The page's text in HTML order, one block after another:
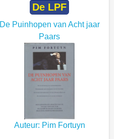
De LPF
De Puinhopen van Acht jaar
Paars
Auteur: Pim Fortuyn